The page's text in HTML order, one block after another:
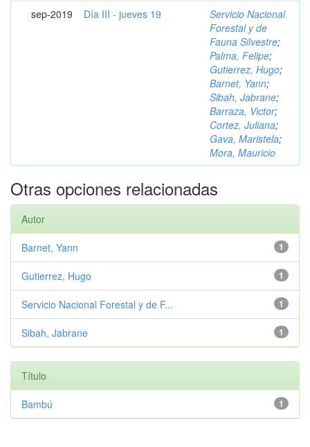
sep-2019 Día III - jueves 19
Servicio Nacional
Forestal y de
Fauna Silvestre;
Palma, Felipe;
Gutierrez, Hugo;
Barnet, Yann;
Sibah, Jabrane;
Barraza, Victor;
Cortez, Juliana;
Gava, Maristela;
Mora, Mauricio
Otras opciones relacionadas
Autor
1
Barnet, Yann
1
Gutierrez, Hugo
1
Servicio Nacional Forestal y de F...
1
Sibah, Jabrane
Título
1
Bambú